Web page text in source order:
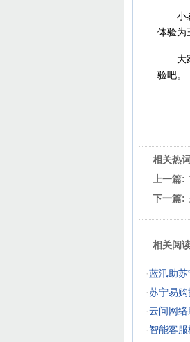
小易
体验为
大家
验吧。
相关热
上一篇:
下一篇:
相关阅
·蓝汛助
·苏宁易
·云问网
·智能客服